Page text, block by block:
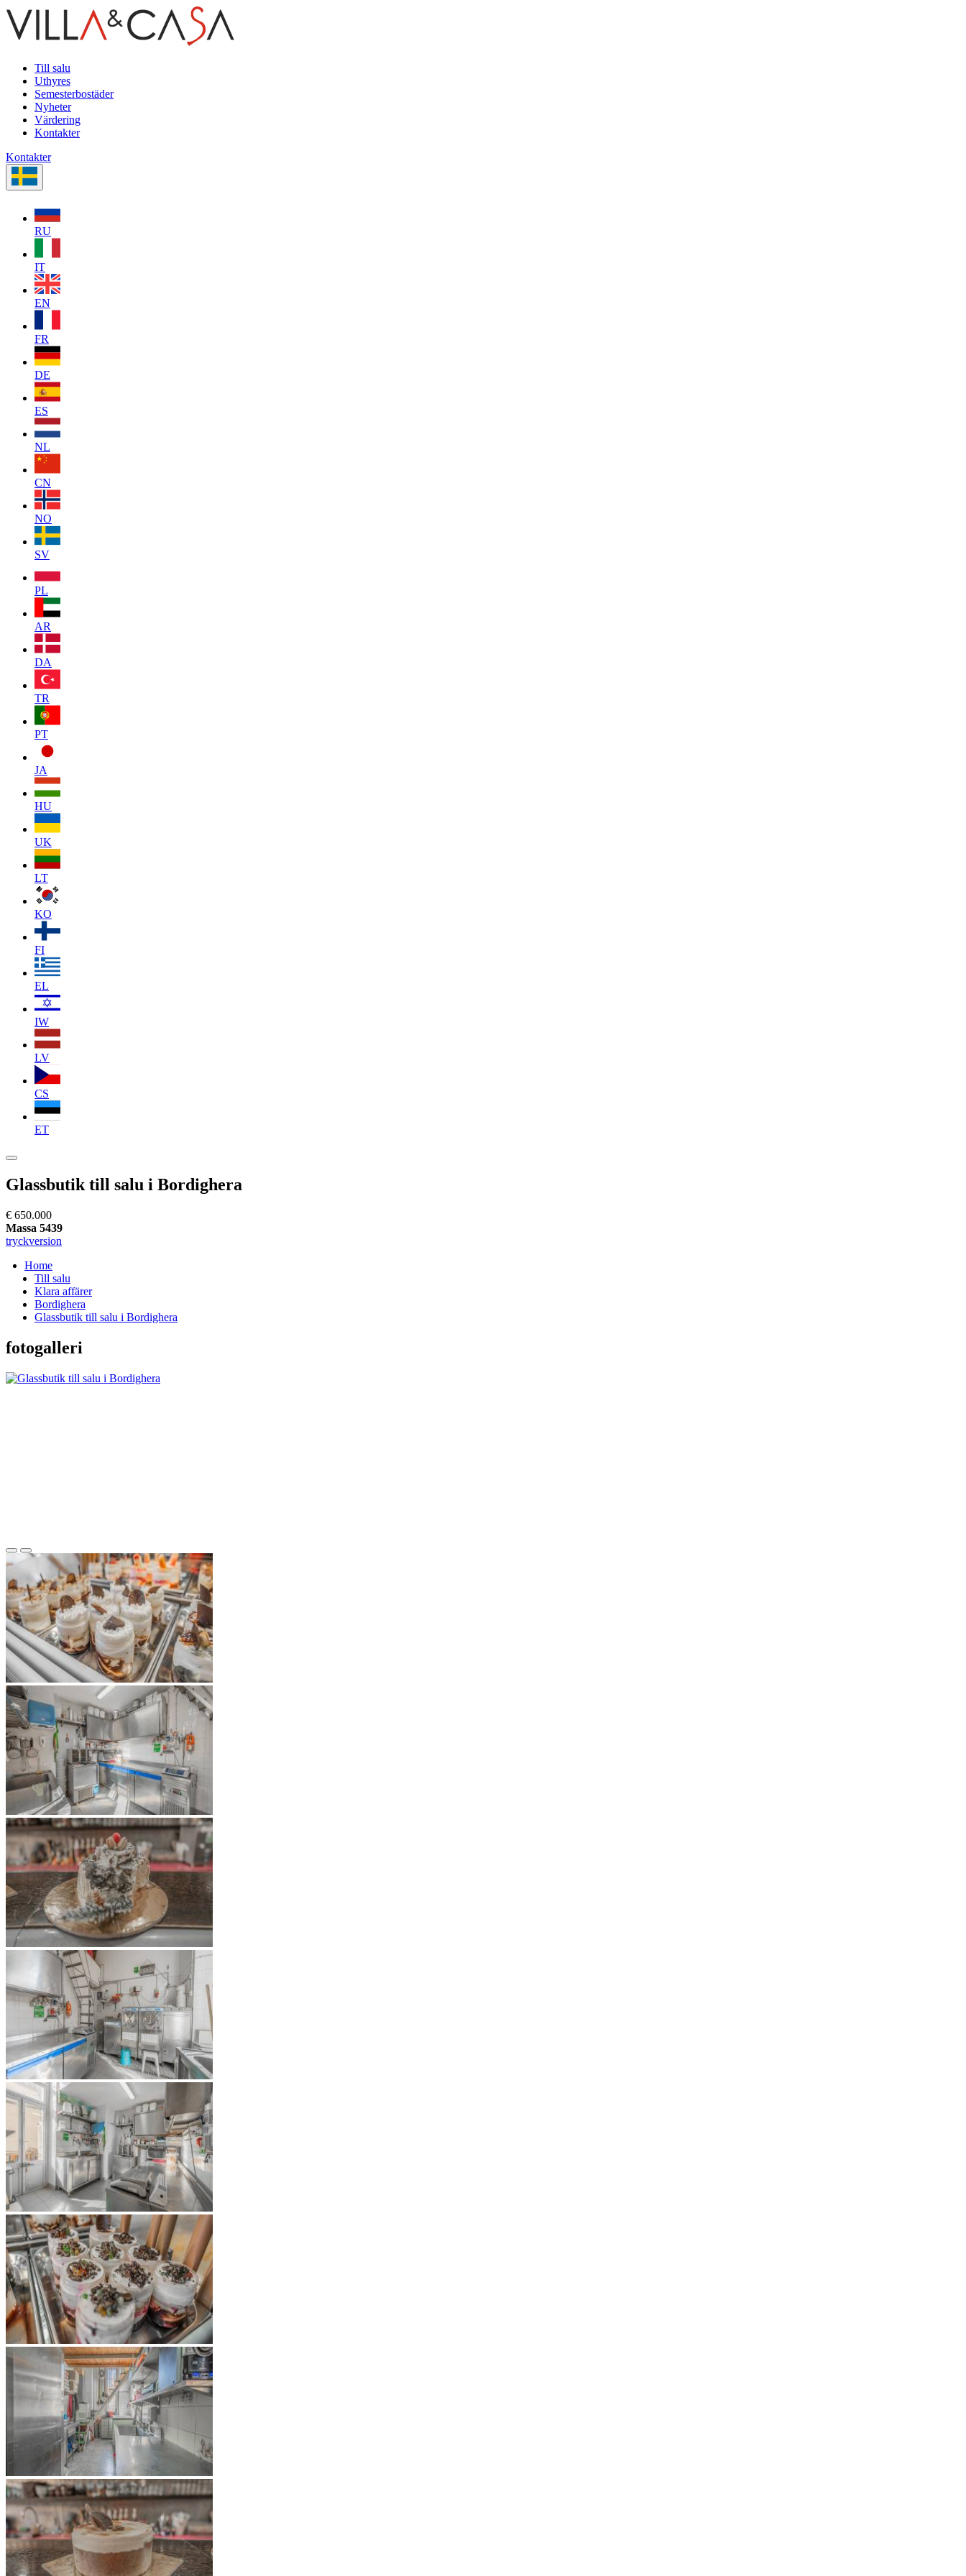
Till salu
Uthyres
Semesterbostäder
Nyheter
Värdering
Kontakter
Kontakter
RU
IT
EN
FR
DE
ES
NL
CN
NO
SV
PL
AR
DA
TR
PT
JA
HU
UK
LT
KO
FI
EL
IW
LV
CS
ET
Glassbutik till salu i Bordighera
€ 650.000
Massa 5439
tryckversion
Home
Till salu
Klara affärer
Bordighera
Glassbutik till salu i Bordighera
fotogalleri